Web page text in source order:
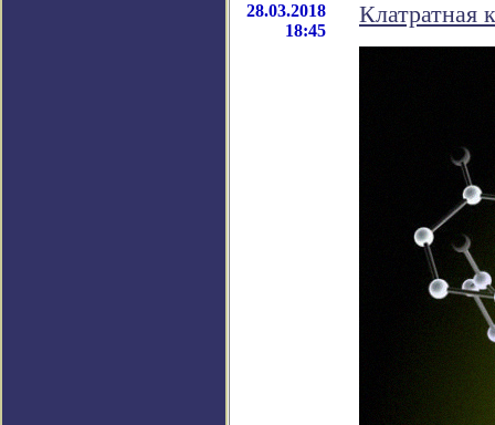
28.03.2018
18:45
Клатратная